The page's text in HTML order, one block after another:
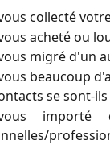
collecté
acheté ou
migré d'un
beaucoup
se sont-
vous